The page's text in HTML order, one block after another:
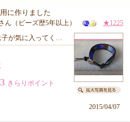
に作りました
ん（ビーズ歴5年以上） ★1225
子が気に入ってく…
きらりポイント
2015/04/07